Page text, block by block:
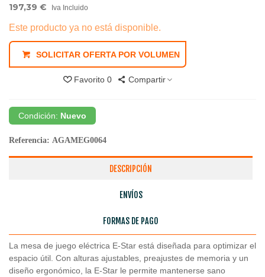
197,39 € Iva Incluido
Este producto ya no está disponible.
SOLICITAR OFERTA POR VOLUMEN
Favorito 0 Compartir
Condición: Nuevo
Referencia: AGAMEG0064
DESCRIPCIÓN
ENVÍOS
FORMAS DE PAGO
La mesa de juego eléctrica E-Star está diseñada para optimizar el
espacio útil. Con alturas ajustables, preajustes de memoria y un
diseño ergonómico, la E-Star le permite mantenerse sano